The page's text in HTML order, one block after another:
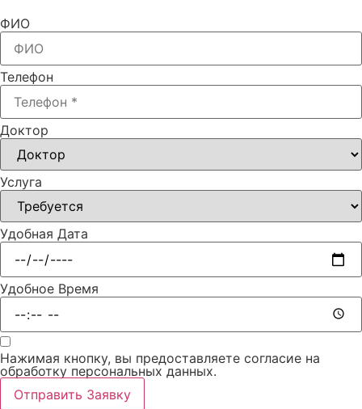
ФИО
Телефон
Доктор
Услуга
Удобная Дата
Удобное Время
Нажимая кнопку, вы предоставляете согласие на
обработку персональных данных.
Отправить Заявку